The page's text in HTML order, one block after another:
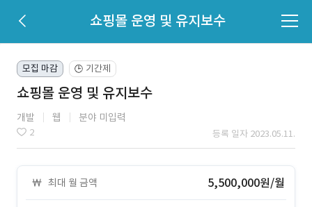
쇼핑몰 운영 및 유지보수
모집 마감 🕒 기간제
쇼핑몰 운영 및 유지보수
개발 웹 분야 미입력
2 등록 일자 2023.05.11.
최대 월 금액 5,500,000원/월